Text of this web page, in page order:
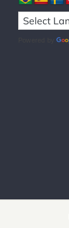
Powered by